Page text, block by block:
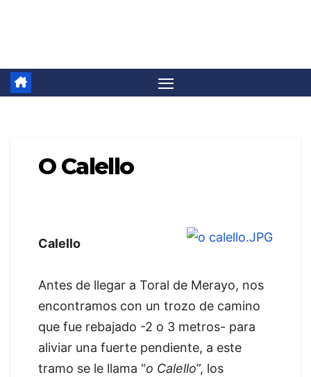
O Calello
Calello
Antes de llegar a Toral de Merayo, nos
encontramos con un trozo de camino
que fue rebajado -2 o 3 metros- para
aliviar una fuerte pendiente, a este
tramo se le llama “o Calello”, los